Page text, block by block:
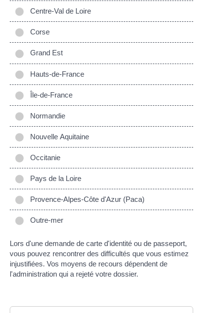
Centre-Val de Loire
Corse
Grand Est
Hauts-de-France
Île-de-France
Normandie
Nouvelle Aquitaine
Occitanie
Pays de la Loire
Provence-Alpes-Côte d'Azur (Paca)
Outre-mer
Lors d'une demande de carte d'identité ou de passeport,
vous pouvez rencontrer des difficultés que vous estimez
injustifiées. Vos moyens de recours dépendent de
l'administration qui a rejeté votre dossier.